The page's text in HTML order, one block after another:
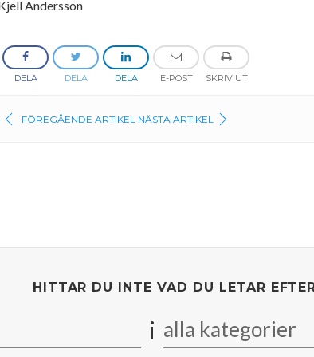
Andersson
DELA DELA DELA E-POST SKRIV UT
FÖREGÅENDE ARTIKEL NÄSTA ARTIKEL
HITTAR DU INTE VAD DU LETAR
i alla kategorier